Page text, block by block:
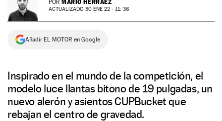
NEWSLETTER
SÍGUENOS
POR MARIO HERRÁEZ
ACTUALIZADO 30 ENE 22 - 11: 36
Añadir EL MOTOR en Google
Inspirado en el mundo de la competición, el
modelo luce llantas bitono de 19 pulgadas, un
nuevo alerón y asientos CUPBucket que
rebajan el centro de gravedad.